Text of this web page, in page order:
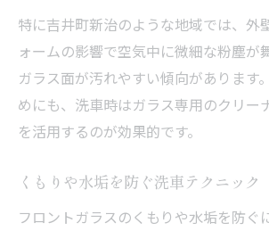
特に吉井町新治のような地域では、外
ォームの影響で空気中に微細な粉塵が
ガラス面が汚れやすい傾向があります
めにも、洗車時はガラス専用のクリー
を活用するのが効果的です。
くもりや水垢を防ぐ洗車テクニック
フロントガラスのくもりや水垢を防ぐ